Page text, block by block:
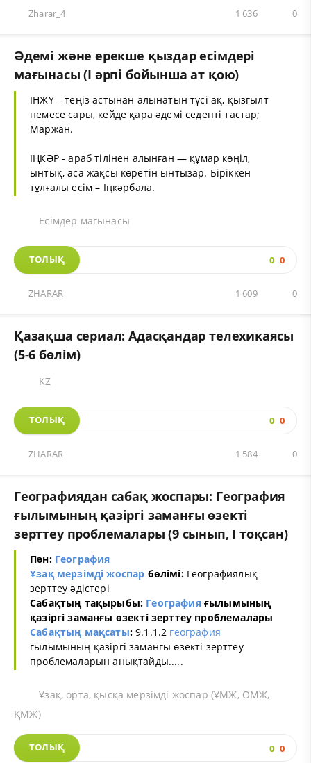
Zharar_4 0
1 636
Әдемі және ерекше қыздар есімдері
мағынасы (І әрпі бойынша ат қою)
ІНЖҮ – теңіз астынан алынатын түсі ақ, қызғылт
немесе сары, кейде қара әдемі седепті тастар;
Маржан.
ІҢКӘР - араб тілінен алынған — құмар көңіл,
ынтық, аса жақсы көретін ынтызар. Біріккен
тұлғалы есім – Іңкәрбала.
Есімдер мағынасы
ТОЛЫҚ 0 0
ZHARAR 0
1 609
Қазақша сериал: Адасқандар телехикаясы
(5-6 бөлім)
KZ
ТОЛЫҚ 0 0
ZHARAR 0
1 584
Географиядан сабақ жоспары: География
ғылымының қазіргі заманғы өзекті
зерттеу проблемалары (9 сынып, I тоқсан)
Пән: География
Ұзақ мерзімді жоспар бөлімі: Географиялық
зерттеу әдістері
Сабақтың тақырыбы: Географияғылымының
қазіргі заманғы өзекті зерттеу проблемалары
Сабақтың мақсаты:9.1.1.2 география
ғылымының қазіргі заманғы өзекті зерттеу
проблемаларын анықтайды.....
Ұзақ, орта, қысқа мерзімді жоспар (ҰМЖ, ОМЖ,
ҚМЖ)
ТОЛЫҚ 0 0